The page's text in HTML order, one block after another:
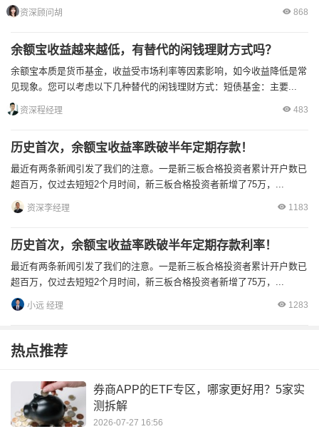
资深顾问胡 868
余额宝收益越来越低，有替代的闲钱理财方式吗？
余额宝本质是货币基金，收益受市场利率等因素影响，如今收益降低是常
见现象。您可以考虑以下几种替代的闲钱理财方式：短债基金：主要...
资深程经理 483
历史首次，余额宝收益率跌破半年定期存款！
最近有两条新闻引发了我们的注意。一是新三板合格投资者累计开户数已
超百万，仅过去短短2个月时间，新三板合格投资者新增了75万，...
资深李经理 1183
历史首次，余额宝收益率跌破半年定期存款利率！
最近有两条新闻引发了我们的注意。一是新三板合格投资者累计开户数已
超百万，仅过去短短2个月时间，新三板合格投资者新增了75万，...
小远 经理 1283
热点推荐
券商APP的ETF专区，哪家更好用？5家实
测拆解
2026-07-27 16:56